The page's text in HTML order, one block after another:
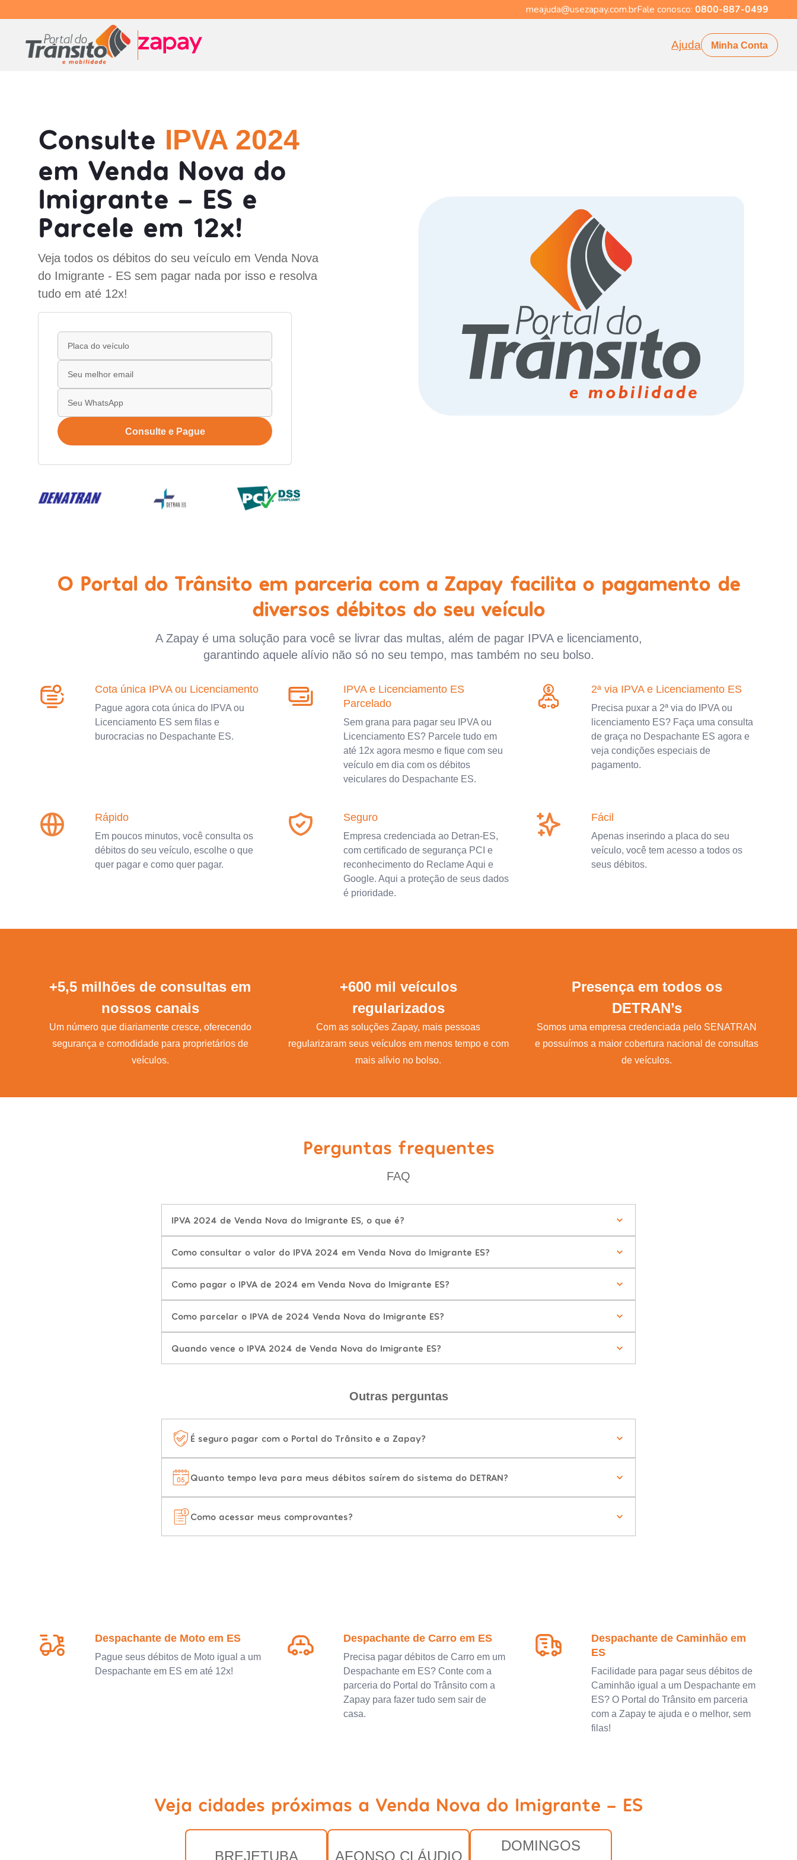
meajuda@usezapay.com.brFale conosco: 0800-887-0499
Ajuda Minha Conta
Consulte IPVA 2024
em Venda Nova do
Imigrante - ES e
Parcele em 12x!
Veja todos os débitos do seu veículo em Venda Nova
do Imigrante - ES sem pagar nada por isso e resolva
tudo em até 12x!
Consulte e Pague
O Portal do Trânsito em parceria com a Zapay facilita o pagamento de
diversos débitos do seu veículo
A Zapay é uma solução para você se livrar das multas, além de pagar IPVA e licenciamento,
garantindo aquele alívio não só no seu tempo, mas também no seu bolso.
Cota única IPVA ou Licenciamento
Pague agora cota única do IPVA ou
Licenciamento ES sem filas e
burocracias no Despachante ES.
IPVA e Licenciamento ES
Parcelado
Sem grana para pagar seu IPVA ou
Licenciamento ES? Parcele tudo em
até 12x agora mesmo e fique com seu
veículo em dia com os débitos
veiculares do Despachante ES.
2ª via IPVA e Licenciamento ES
Precisa puxar a 2ª via do IPVA ou
licenciamento ES? Faça uma consulta
de graça no Despachante ES agora e
veja condições especiais de
pagamento.
Rápido
Em poucos minutos, você consulta os
débitos do seu veículo, escolhe o que
quer pagar e como quer pagar.
Seguro
Empresa credenciada ao Detran-ES,
com certificado de segurança PCI e
reconhecimento do Reclame Aqui e
Google. Aqui a proteção de seus dados
é prioridade.
Fácil
Apenas inserindo a placa do seu
veículo, você tem acesso a todos os
seus débitos.
+5,5 milhões de consultas em
nossos canais
Um número que diariamente cresce, oferecendo
segurança e comodidade para proprietários de
veículos.
+600 mil veículos
regularizados
Com as soluções Zapay, mais pessoas
regularizaram seus veículos em menos tempo e com
mais alívio no bolso.
Presença em todos os
DETRAN’s
Somos uma empresa credenciada pelo SENATRAN
e possuímos a maior cobertura nacional de consultas
de veículos.
Perguntas frequentes
FAQ
IPVA 2024 de Venda Nova do Imigrante ES, o que é?
Como consultar o valor do IPVA 2024 em Venda Nova do Imigrante ES?
Como pagar o IPVA de 2024 em Venda Nova do Imigrante ES?
Como parcelar o IPVA de 2024 Venda Nova do Imigrante ES?
Quando vence o IPVA 2024 de Venda Nova do Imigrante ES?
Outras perguntas
É seguro pagar com o Portal do Trânsito e a Zapay?
Quanto tempo leva para meus débitos saírem do sistema do DETRAN?
Como acessar meus comprovantes?
Despachante de Moto em ES
Pague seus débitos de Moto igual a um
Despachante em ES em até 12x!
Despachante de Carro em ES
Precisa pagar débitos de Carro em um
Despachante em ES? Conte com a
parceria do Portal do Trânsito com a
Zapay para fazer tudo sem sair de
casa.
Despachante de Caminhão em
ES
Facilidade para pagar seus débitos de
Caminhão igual a um Despachante em
ES? O Portal do Trânsito em parceria
com a Zapay te ajuda e o melhor, sem
filas!
Veja cidades próximas a Venda Nova do Imigrante - ES
BREJETUBA AFONSO CLÁUDIO
DOMINGOS